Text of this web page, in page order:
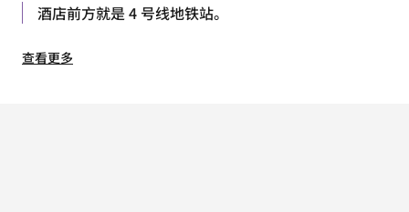
酒店前方就是 4 号线地铁站。
查看更多